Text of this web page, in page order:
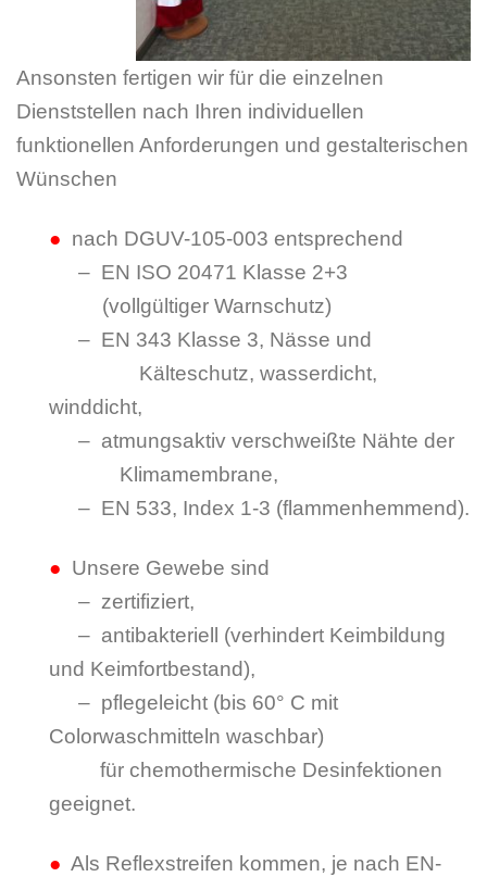
Ansonsten fertigen wir für die einzelnen
Dienststellen nach Ihren individuellen
funktionellen Anforderungen und gestalterischen
Wünschen
● nach DGUV-105-003 entsprechend
– EN ISO 20471 Klasse 2+3
(vollgültiger Warnschutz)
– EN 343 Klasse 3, Nässe und
Kälteschutz, wasserdicht,
winddicht,
– atmungsaktiv verschweißte Nähte der
Klimamembrane,
– EN 533, Index 1-3 (flammenhemmend).
● Unsere Gewebe sind
– zertifiziert,
– antibakteriell (verhindert Keimbildung
und Keimfortbestand),
– pflegeleicht (bis 60° C mit
Colorwaschmitteln waschbar)
für chemothermische Desinfektionen
geeignet.
● Als Reflexstreifen kommen, je nach EN-